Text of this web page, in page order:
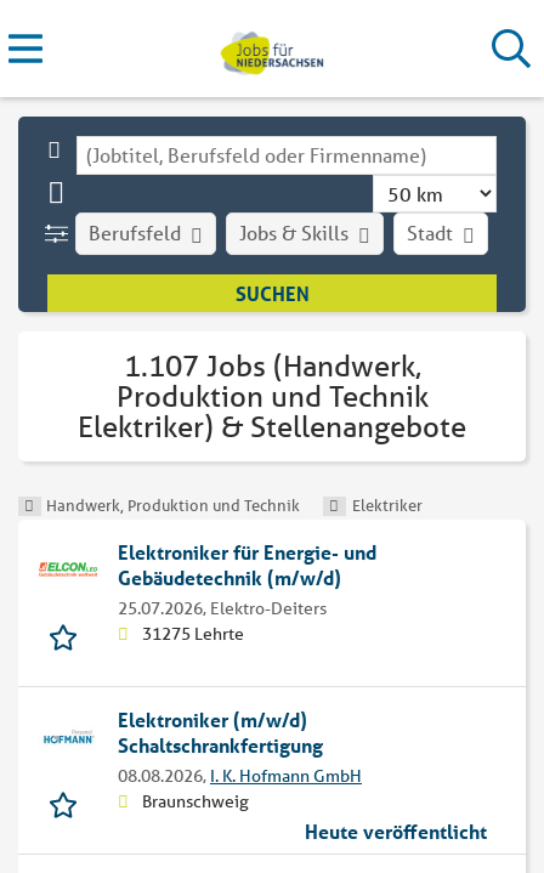
Stadt
Berufsfeld Jobs & Skills
1.107 Jobs (Handwerk,
Produktion und Technik
Elektriker) & Stellenangebote
Handwerk, Produktion und Technik Elektriker
Elektroniker für Energie- und
Gebäudetechnik (m/w/d)
25.07.2026, Elektro-Deiters
31275 Lehrte
Elektroniker (m/w/d)
Schaltschrankfertigung
08.08.2026, I. K. Hofmann GmbH
Braunschweig
Heute veröffentlicht